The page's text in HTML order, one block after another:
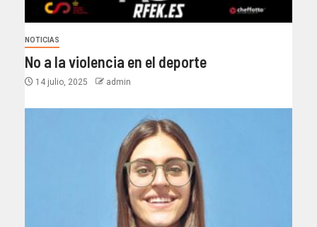
NOTICIAS
No a la violencia en el deporte
14 julio, 2025 admin